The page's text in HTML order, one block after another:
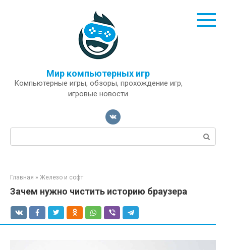
Мир компьютерных игр
Компьютерные игры, обзоры, прохождение игр,
игровые новости
Поиск:
Главная » Железо и софт
Зачем нужно чистить историю браузера